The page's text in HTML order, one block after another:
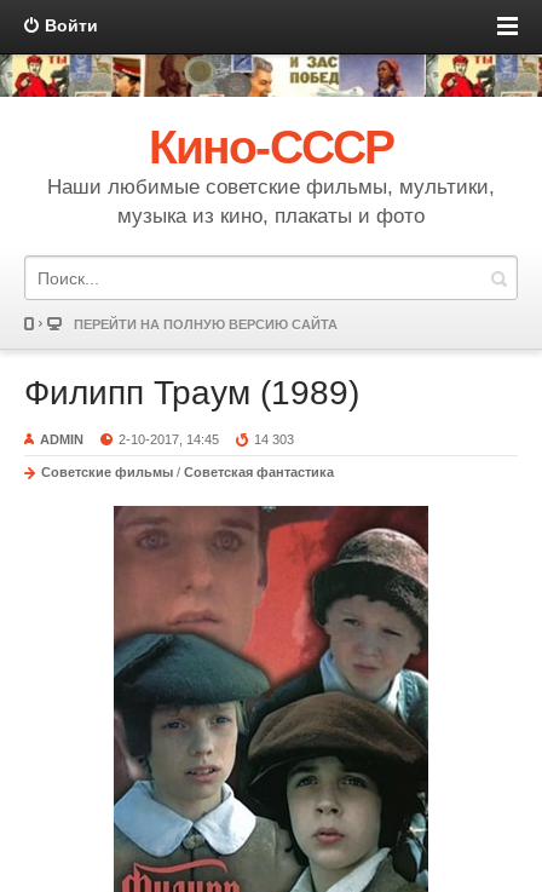
Войти
Кино-СССР
Наши любимые советские фильмы, мультики,
музыка из кино, плакаты и фото
ПЕРЕЙТИ НА ПОЛНУЮ ВЕРСИЮ САЙТА
Филипп Траум (1989)
ADMIN 2-10-2017, 14:45 14 303
Советские фильмы / Советская фантастика